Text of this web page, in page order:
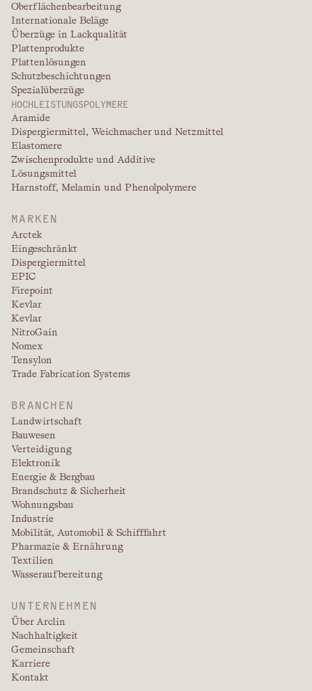
Oberflächenbearbeitung
Internationale Beläge
Überzüge in Lackqualität
Plattenprodukte
Plattenlösungen
Schutzbeschichtungen
Spezialüberzüge
HOCHLEISTUNGSPOLYMERE
Aramide
Dispergiermittel, Weichmacher und Netzmittel
Elastomere
Zwischenprodukte und Additive
Lösungsmittel
Harnstoff, Melamin und Phenolpolymere
MARKEN
Arctek
Eingeschränkt
Dispergiermittel
EPIC
Firepoint
Kevlar
Kevlar
NitroGain
Nomex
Tensylon
Trade Fabrication Systems
BRANCHEN
Landwirtschaft
Bauwesen
Verteidigung
Elektronik
Energie & Bergbau
Brandschutz & Sicherheit
Wohnungsbau
Industrie
Mobilität, Automobil & Schifffahrt
Pharmazie & Ernährung
Textilien
Wasseraufbereitung
UNTERNEHMEN
Über Arclin
Nachhaltigkeit
Gemeinschaft
Karriere
Kontakt